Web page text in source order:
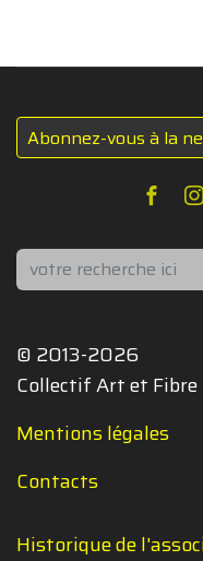
Abonnez-vous à la
Rechercher
© 2013-2026
Collectif Art et Fibre
Mentions légales
Contacts
Historique de